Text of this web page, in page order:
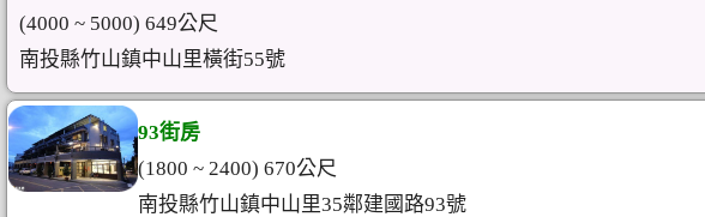
(4000 ~ 5000) 649公尺
南投縣竹山鎮中山里橫街55號
93街房
(1800 ~ 2400) 670公尺
南投縣竹山鎮中山里35鄰建國路93號